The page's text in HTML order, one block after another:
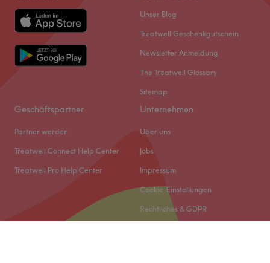
Unser Blog
Treatwell Geschenkgutschein
Newsletter Anmeldung
The Treatwell Glossary
Sitemap
Geschäftspartner
Partner werden
Treatwell Connect Help Center
Treatwell Pro Help Center
Unternehmen
Über uns
Jobs
Impressum
Cookie-Einstellungen
Rechtliches & GDPR